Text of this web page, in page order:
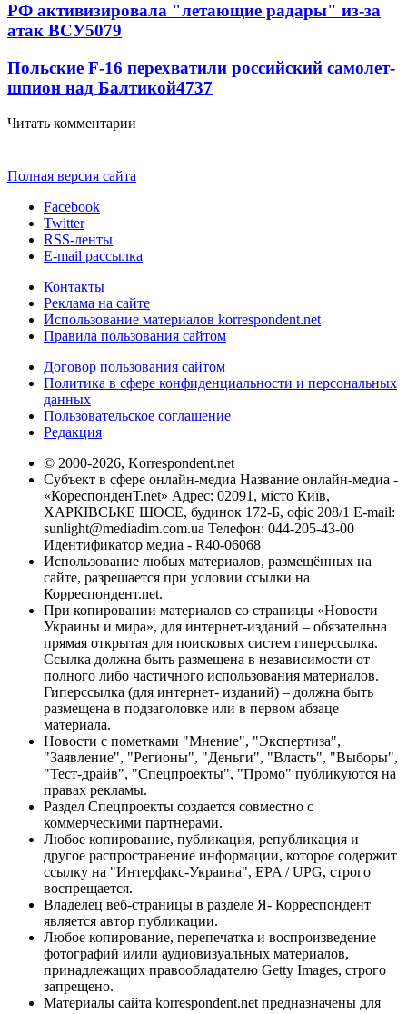
РФ активизировала "летающие радары" из-за
атак ВСУ5079
Польские F-16 перехватили российский самолет-
шпион над Балтикой4737
Читать комментарии
Полная версия сайта
Facebook
Twitter
RSS-ленты
E-mail рассылка
Контакты
Реклама на сайте
Использование материалов korrespondent.net
Правила пользования сайтом
Договор пользования сайтом
Политика в сфере конфиденциальности и персональных
данных
Пользовательское соглашение
Редакция
© 2000-2026, Korrespondent.net
Субъект в сфере онлайн-медиа Название онлайн-медиа -
«КореспонденТ.net» Адрес: 02091, місто Київ,
ХАРКІВСЬКЕ ШОСЕ, будинок 172-Б, офіс 208/1 E-mail:
sunlight@mediadim.com.ua Телефон: 044-205-43-00
Идентификатор медиа - R40-06068
Использование любых материалов, размещённых на
сайте, разрешается при условии ссылки на
Корреспондент.net.
При копировании материалов со страницы «Новости
Украины и мира», для интернет-изданий – обязательна
прямая открытая для поисковых систем гиперссылка.
Ссылка должна быть размещена в независимости от
полного либо частичного использования материалов.
Гиперссылка (для интернет- изданий) – должна быть
размещена в подзаголовке или в первом абзаце
материала.
Новости с пометками "Мнение", "Экспертиза",
"Заявление", "Регионы", "Деньги", "Власть", "Выборы",
"Тест-драйв", "Спецпроекты", "Промо" публикуются на
правах рекламы.
Раздел Спецпроекты создается совместно с
коммерческими партнерами.
Любое копирование, публикация, републикация и
другое распространение информации, которое содержит
ссылку на "Интерфакс-Украина", EPA / UPG, строго
воспрещается.
Владелец веб-страницы в разделе Я- Корреспондент
является автор публикации.
Любое копирование, перепечатка и воспроизведение
фотографий и/или аудиовизуальных материалов,
принадлежащих правообладателю Getty Images, строго
запрещено.
Материалы сайта korrespondent.net предназначены для